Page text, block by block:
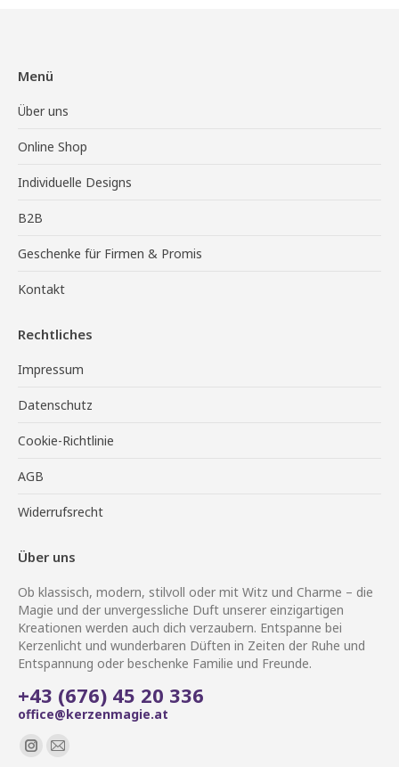
Menü
Über uns
Online Shop
Individuelle Designs
B2B
Geschenke für Firmen & Promis
Kontakt
Rechtliches
Impressum
Datenschutz
Cookie-Richtlinie
AGB
Widerrufsrecht
Über uns
Ob klassisch, modern, stilvoll oder mit Witz und Charme – die
Magie und der unvergessliche Duft unserer einzigartigen
Kreationen werden auch dich verzaubern. Entspanne bei
Kerzenlicht und wunderbaren Düften in Zeiten der Ruhe und
Entspannung oder beschenke Familie und Freunde.
+43 (676) 45 20 336
office@kerzenmagie.at
Finden Sie uns auf:
Instagram
E-